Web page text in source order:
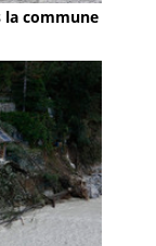
la commune